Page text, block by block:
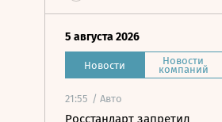
5 августа 2026
Новости Новости
компаний
21:55 / Авто
Росстандарт запретил